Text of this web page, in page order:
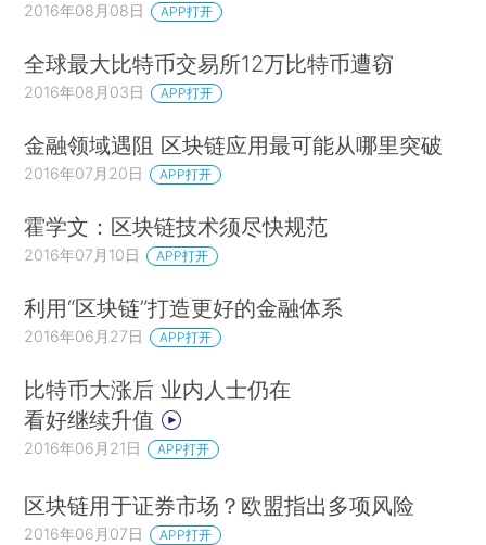
2016年08月08日 APP打开
全球最大比特币交易所12万比特币遭窃
2016年08月03日 APP打开
金融领域遇阻 区块链应用最可能从哪里突破
2016年07月20日 APP打开
霍学文：区块链技术须尽快规范
2016年07月10日 APP打开
利用“区块链”打造更好的金融体系
2016年06月27日 APP打开
比特币大涨后 业内人士仍在
看好继续升值
2016年06月21日 APP打开
区块链用于证券市场？欧盟指出多项风险
2016年06月07日 APP打开